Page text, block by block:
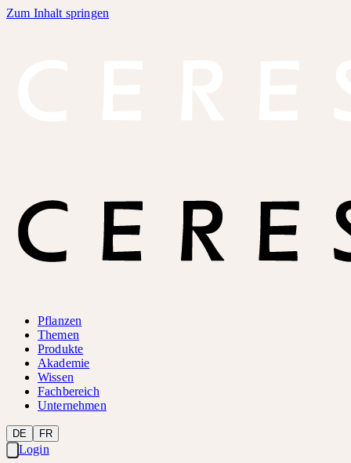
Zum Inhalt springen
Pflanzen
Themen
Produkte
Akademie
Wissen
Fachbereich
Unternehmen
DE FR
Login